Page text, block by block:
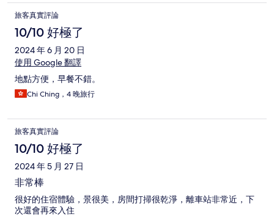
旅客真實評論
10/10 好極了
2024 年 6 月 20 日
使用 Google 翻譯
地點方便，早餐不錯。
Chi Ching，4 晚旅行
旅客真實評論
10/10 好極了
2024 年 5 月 27 日
非常棒
很好的住宿體驗，景很美，房間打掃很乾淨，離車站非常近，下
次還會再來入住